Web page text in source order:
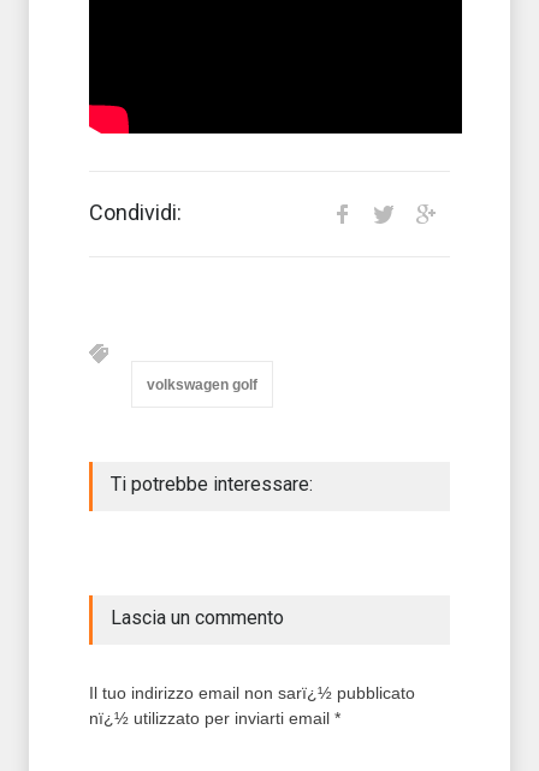
Condividi:
volkswagen golf
Ti potrebbe interessare:
Lascia un commento
Il tuo indirizzo email non sarï¿½ pubblicato
nï¿½ utilizzato per inviarti email *